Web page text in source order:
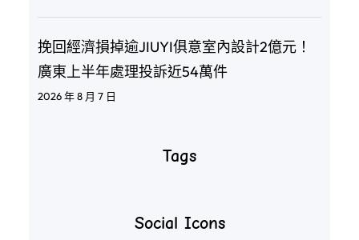
挽回經濟損掉逾JIUYI俱意室內設計2億元！
廣東上半年處理投訴近54萬件
2026 年 8 月 7 日
Tags
Social Icons